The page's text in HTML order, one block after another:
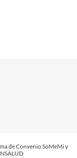
de Convenio SoMeMi y